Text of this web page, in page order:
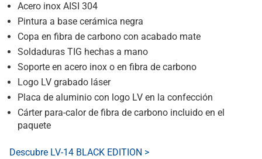
Acero inox AISI 304
Pintura a base cerámica negra
Copa en fibra de carbono con acabado mate
Soldaduras TIG hechas a mano
Soporte en acero inox o en fibra de carbono
Logo LV grabado láser
Placa de aluminio con logo LV en la confección
Cárter para-calor de fibra de carbono incluido en el
paquete
Descubre LV-14 BLACK EDITION >